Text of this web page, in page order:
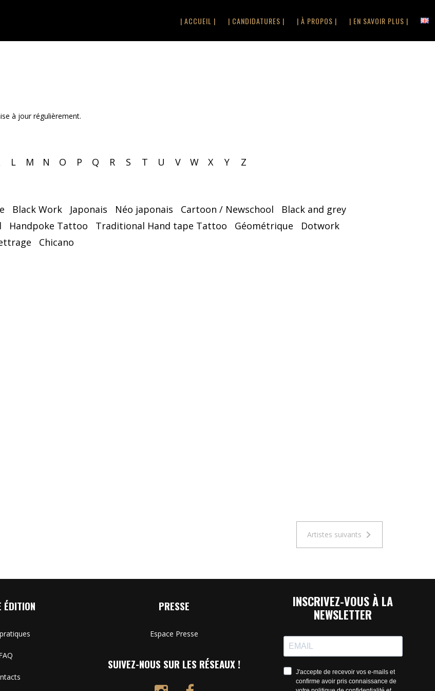
| ACCUEIL | | CANDIDATURES | | À PROPOS | | EN SAVOIR PLUS |
à jour régulièrement.
L M N O P Q R S T U V W X Y Z
Black Work Japonais Néo japonais Cartoon / Newschool
Black and grey
Handpoke Tattoo Traditional Hand tape Tattoo Géométrique
Dotwork
Chicano
Artistes suivants
ÉDITION PRESSE
Espace Presse
SUIVEZ-NOUS SUR LES RÉSEAUX !
INSCRIVEZ-VOUS À LA
NEWSLETTER
J'accepte de recevoir vos e-mails et
confirme avoir pris connaissance de